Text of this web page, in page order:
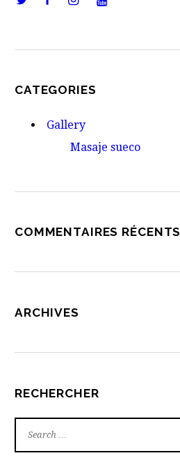
CATEGORIES
Gallery
Masaje sueco
COMMENTAIRES RÉCENTS
ARCHIVES
RECHERCHER